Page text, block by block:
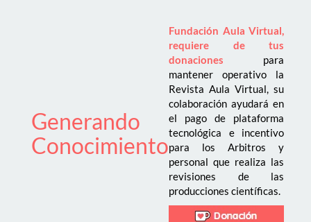
Generando
Conocimiento
Fundación Aula Virtual,
requiere de tus
donaciones
para
mantener operativo la
Revista Aula Virtual, su
colaboración ayudará en
el pago de plataforma
tecnológica e incentivo
para los Arbitros y
personal que realiza las
revisiones de las
producciones científicas.